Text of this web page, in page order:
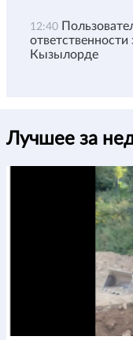
12:40
Кызылорде
Лучшее за